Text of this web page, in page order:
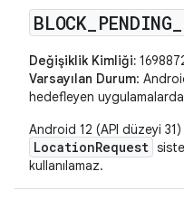
BLOCK PENDING
Değişiklik Kimliği:
Varsayılan Durum:
hedefleyen
Android 12 (API düzeyi
LocationRequest
kullanılamaz.